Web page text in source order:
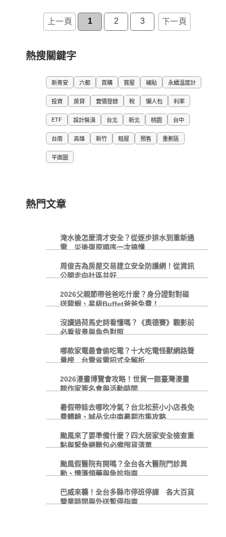
上一頁 1 2 3 下一頁
熱搜關鍵字
新青安 六都 首購 賞屋 補貼 永續溫度計
投資 房貸 實價登錄 稅 懶人包 利率
ETF 設計裝潢 台北 新北 桃園 台中
台南 高雄 新竹 租屋 預售 重劃區
平面圖
熱門文章
淹水後怎麼清才安全？從逐步排水到重新通
電 災後復原順序一次搞懂
周俊吉為房屋交易建立安全防護網！從資訊
公開走向社區共好
2026父親節帶爸爸吃什麼？身分證對對碰
送龍蝦、星級Buffet爸爸免費！
沒讀過荷馬史詩看懂嗎？《奧德賽》觀影前
必看背景與角色對照
哪款家電最會偷吃電？十大吃電怪獸網路聲
量榜 台電省電招式全解析
2026漫畫博覽會攻略！世貿一館臺灣漫畫
館作家簽名會與活動時間
暑假帶娃去哪吹冷氣？台北松菸小小店長免
費體驗、誠品北中南暑期市集攻略
颱風來了要準備什麼？四大居家安全檢查重
點與緊急避難包必備囤貨清單
颱風假醫院有開嗎？全台各大醫院門診異
動、慢箋領藥與急診指南
巴威來襲！全台多縣市停班停課 各大百貨
營業時間與外送暫停指南